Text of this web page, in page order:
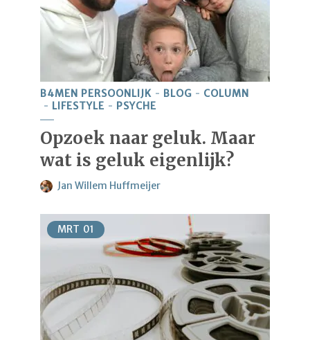
B4MEN PERSOONLIJK BLOG
COLUMN
LIFESTYLE
PSYCHE
Opzoek naar geluk. Maar
wat is geluk eigenlijk?
Jan Willem Huffmeijer
MRT 01